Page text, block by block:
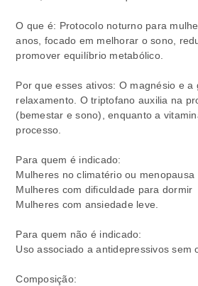
O que é: Protocolo noturno para
anos, focado em melhorar o sono,
promover equilíbrio metabólico.
Por que esses ativos: O magnésio e a
relaxamento. O triptofano auxilia na
(bemestar e sono), enquanto a
processo.
Para quem é indicado:
Mulheres no climatério ou menopausa
Mulheres com dificuldade para dormir
Mulheres com ansiedade leve.
Para quem não é indicado:
Uso associado a antidepressivos sem
Composição: